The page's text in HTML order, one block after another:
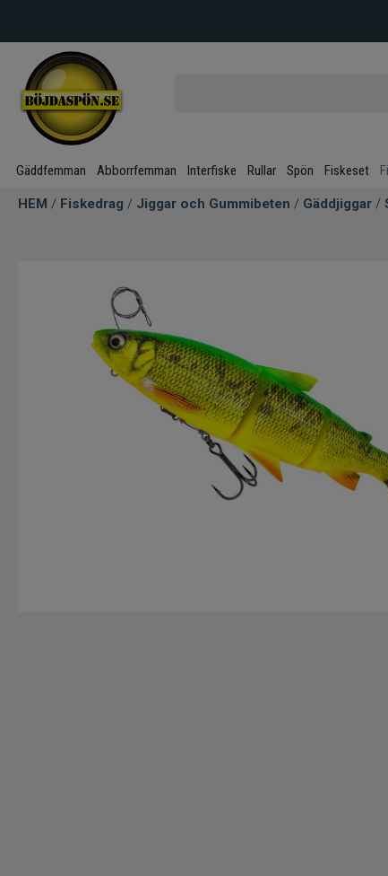
Gäddfemman Abborrfemman Interfiske Rullar Spön Fiskeset
HEM / Fiskedrag / Jiggar och Gummibeten / Gäddjiggar /